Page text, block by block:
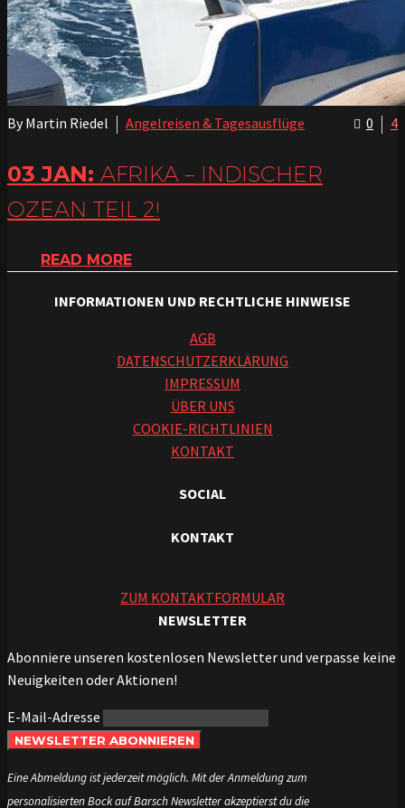
0 4
By Martin Riedel Angelreisen & Tagesausflüge
03 JAN: AFRIKA – INDISCHER
OZEAN TEIL 2!
READ MORE
INFORMATIONEN UND RECHTLICHE HINWEISE
AGB
DATENSCHUTZERKLÄRUNG
IMPRESSUM
ÜBER UNS
COOKIE-RICHTLINIEN
KONTAKT
SOCIAL
KONTAKT
ZUM KONTAKTFORMULAR
NEWSLETTER
Abonniere unseren kostenlosen Newsletter und verpasse keine
Neuigkeiten oder Aktionen!
E-Mail-Adresse
NEWSLETTER ABONNIEREN
Eine Abmeldung ist jederzeit möglich. Mit der Anmeldung zum
personalisierten Bock auf Barsch Newsletter akzeptierst du die